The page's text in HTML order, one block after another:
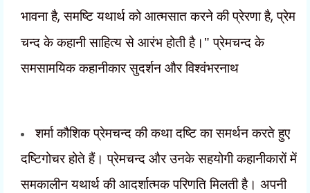
भावना है,समष्टि यथार्थ को आत्मसात करने कीप्रेरणा है,प्रेम
चन्द के कहानी साहित्य से आरंभ होती है।" प्रेमचन्द के
समसामयिक कहानीकार सुदर्शन और विश्वंभरनाथ
शर्मा कौशिक प्रेमचन्द की कथा दष्टि का समर्थन करते हुए
दष्टिगोचर होते हैं। प्रेमचन्द और उनके सहयोगी कहानीकारों में
समकालीन यथार्थ की आदर्शात्मक परिणति मिलती है। अपनी